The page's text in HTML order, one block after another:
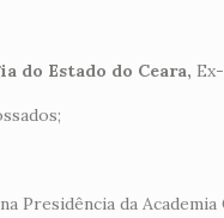
do Estado do Ceara,
Presidência da